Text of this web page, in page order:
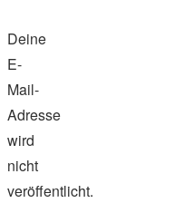
Deine
E-
Mail-
Adresse
wird
nicht
veröffentlicht.